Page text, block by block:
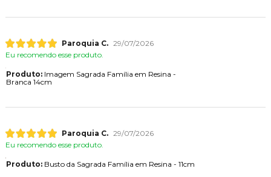
Paroquia C. 29/07/2026
Eu recomendo esse produto.
Produto:Imagem Sagrada Família em Resina -
Branca 14cm
Paroquia C. 29/07/2026
Eu recomendo esse produto.
Produto:Busto da Sagrada Família em Resina - 11cm